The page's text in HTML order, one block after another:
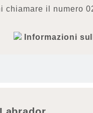
chiamare il numero
Informazioni